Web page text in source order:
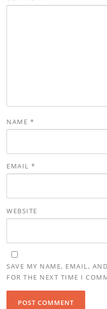
NAME *
EMAIL*
WEBSITE
SAVE MY NAME, EMAIL,
FOR THE NEXT TIME I